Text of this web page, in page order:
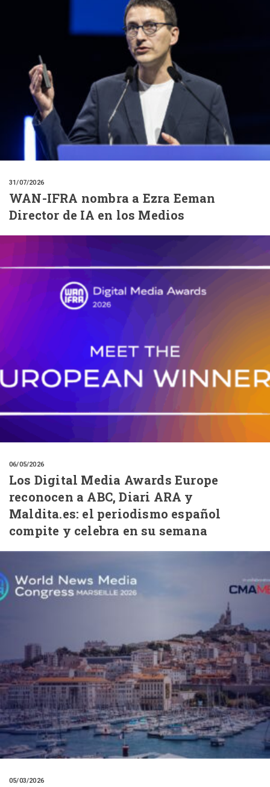
31/07/2026
WAN-IFRA nombra a Ezra Eeman
Director de IA en los Medios
06/05/2026
Los Digital Media Awards Europe
reconocen a ABC, Diari ARA y
Maldita.es: el periodismo español
compite y celebra en su semana
05/03/2026